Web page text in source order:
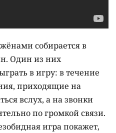
собирается в
Один из них
в игру: в течение
приходящие на
вслух, а на звонки
по громкой связи.
игра покажет,